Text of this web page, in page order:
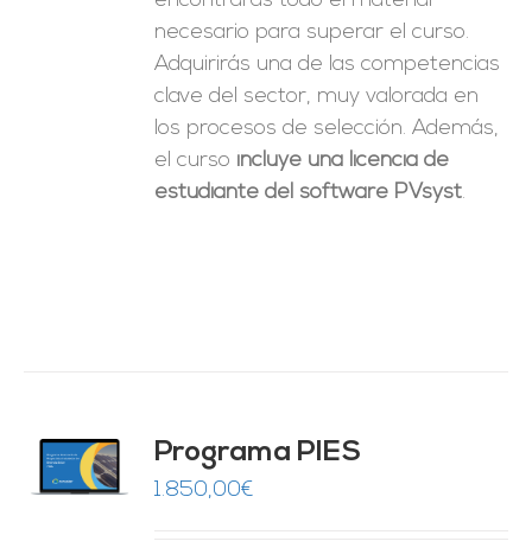
necesario para superar el curso.
Adquirirás una de las competencias
clave del sector, muy valorada en
los procesos de selección. Además,
el curso incluye una licencia de
estudiante del software PVsyst.
Programa PIES
1.850,00€